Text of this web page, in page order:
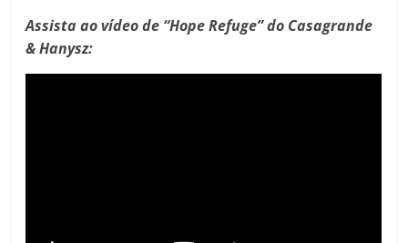
Assista ao vídeo de “Hope Refuge” do Casagrande
& Hanysz: